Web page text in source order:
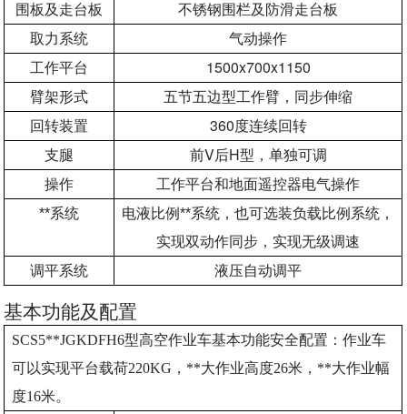
围板及走台板
不锈钢围栏及防滑走台板
取力系统
气动操作
工作平台
1500x700x1150
臂架形式
五节五边型工作臂，同步伸缩
回转装置
360度连续回转
支腿
前V后H型，单独可调
操作
工作平台和地面遥控器电气操作
**系统
电液比例**系统，也可选装负载比例系统，
实现双动作同步，实现无级调速
调平系统
液压自动调平
基本功能及配置
SCS5**JGKDFH6型高空作业车基本功能安全配置：作业车
可以实现平台载荷220KG，**大作业高度26米，**大作业幅
度16米。